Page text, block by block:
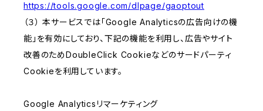
https://tools.google.com/dlpage/gaoptout
（３） 本サービスでは「Google Analyticsの広告向けの機
能」を有効にしており、下記の機能を利用し、広告やサイト
改善のためDoubleClick Cookieなどのサードパーティ
Cookieを利用しています。
Google Analyticsリマーケティング